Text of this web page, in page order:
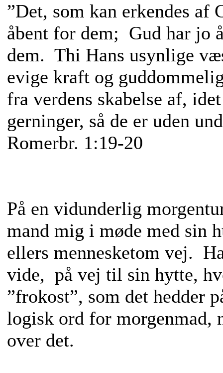
”Det, som kan erkendes af
åbent for dem; Gud har jo
dem. Thi Hans usynlige
evige kraft og
fra verdens skabelse af,
gerninger, så de er uden
Romerbr. 1:19-20
På en vidunderlig
mand mig i møde med sin
ellers mennesketom vej.
vide, på vej til sin hytte,
”frokost”, som det hedder
logisk ord for
over det.